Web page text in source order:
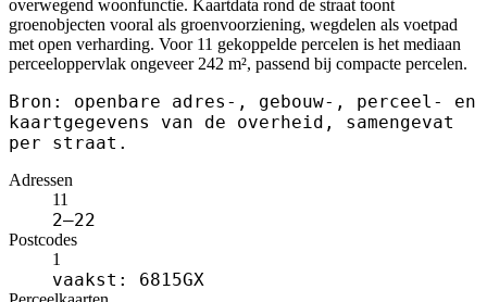
overwegend woonfunctie. Kaartdata rond de straat toont
groenobjecten vooral als groenvoorziening, wegdelen als voetpad
met open verharding. Voor 11 gekoppelde percelen is het mediaan
perceeloppervlak ongeveer 242 m², passend bij compacte percelen.
Bron: openbare adres-, gebouw-, perceel- en
kaartgegevens van de overheid, samengevat
per straat.
Adressen
11
2–22
Postcodes
1
vaakst: 6815GX